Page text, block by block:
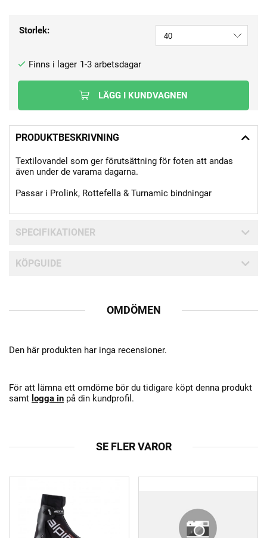
Storlek:
1-3 arbetsdagar
LÄGG I KUNDVAGNEN
PRODUKTBESKRIVNING
Textilovandel som ger förutsättning för foten att andas
även under de varama dagarna.
Passar i Prolink, Rottefella & Turnamic bindningar
SPECIFIKATIONER
KÖPGUIDE
OMDÖMEN
För att lämna ett omdöme bör du tidigare köpt denna produkt
samt logga in på din kundprofil.
Den här produkten har inga recensioner.
SE FLER VAROR